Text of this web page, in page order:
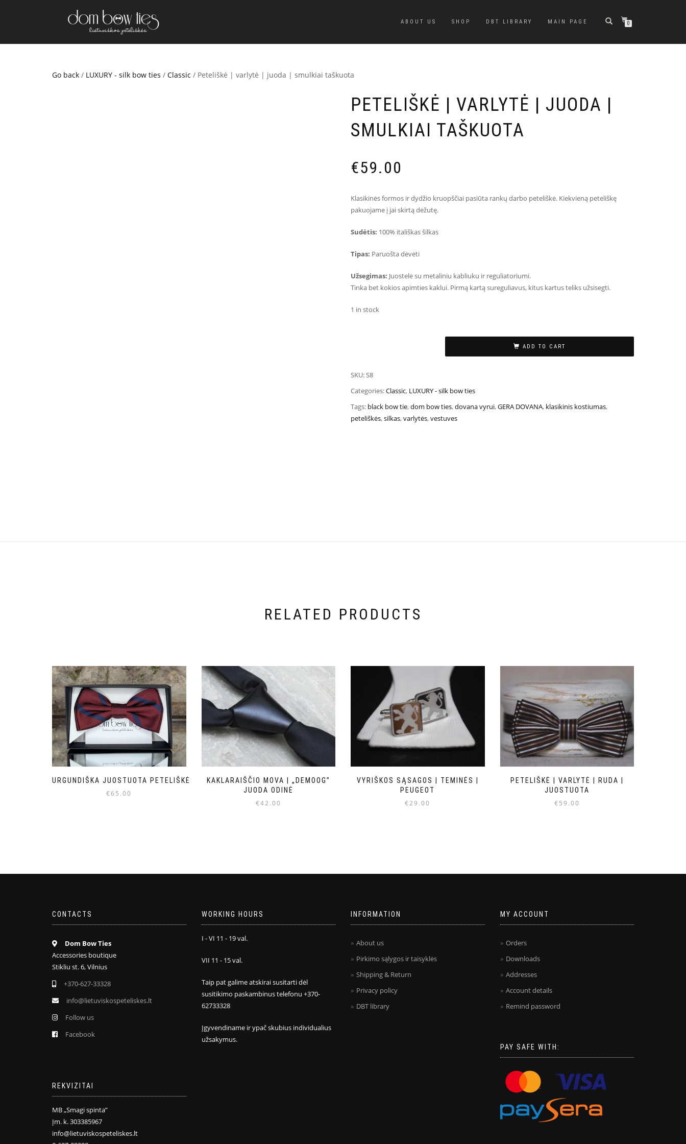
ABOUT US SHOP DBT LIBRARY MAIN PAGE 0
Go back / LUXURY - silk bow ties / Classic / Peteliškė | varlytė | juoda | smulkiai taškuota
PETELIŠKĖ | VARLYTĖ | JUODA |
SMULKIAI TAŠKUOTA
€59.00
Klasikinės formos ir dydžio kruopščiai pasiūta rankų darbo peteliškė. Kiekvieną peteliškę
pakuojame į jai skirtą dėžutę.
Sudėtis: 100% itališkas šilkas
Tipas: Paruošta dėvėti
Užsegimas: Juostelė su metaliniu kabliuku ir reguliatoriumi.
Tinka bet kokios apimties kaklui. Pirmą kartą sureguliavus, kitus kartus teliks užsisegti.
1 in stock
ADD TO CART
SKU:S8
Categories:Classic, LUXURY - silk bow ties
Tags: black bow tie,dom bow ties,dovana vyrui,GERA DOVANA, klasikinis kostiumas,
peteliškės,silkas,varlytės,vestuves
RELATED PRODUCTS
BURGUNDIŠKA JUOSTUOTA PETELIŠKĖ
€65.00
KAKLARAIŠČIO MOVA | „DEMOOG”
JUODA ODINĖ
€42.00
VYRIŠKOS SĄSAGOS | TEMINĖS |
PEUGEOT
€29.00
PETELIŠKĖ | VARLYTĖ | RUDA |
JUOSTUOTA
€59.00
CONTACTS
Dom Bow Ties
Accessories boutique
Stikliu st. 6, Vilnius
+370-627-33328
info@lietuviskospeteliskes.lt
Follow us
Facebook
REKVIZITAI
MB „Smagi spinta”
Įm. k. 303385967
info@lietuviskospeteliskes.lt
WORKING HOURS
I - VI 11 - 19 val.
VII 11 - 15 val.
Taip pat galime atskirai susitarti dėl
susitikimo paskambinus telefonu +370-
62733328
Įgyvendiname ir ypač skubius individualius
užsakymus.
INFORMATION
About us
Pirkimo sąlygos ir taisyklės
Shipping & Return
Privacy policy
DBT library
MY ACCOUNT
Orders
Downloads
Addresses
Account details
Remind password
PAY SAFE WITH: